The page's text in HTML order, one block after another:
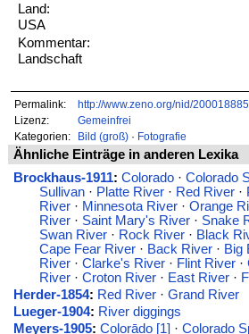
Land:
USA
Kommentar:
Landschaft
Permalink:
http://www.zeno.org/nid/
Lizenz:
Gemeinfrei
Kategorien:
Bild (groß)· Fotografie
Ähnliche Einträge in anderen Lexika
Brockhaus-1911: Colorado· Colorado
Sullivan· Platte River· Red River·
River· Minnesota River· Orange
River· Saint Mary's River· Snake
Swan River· Rock River· Black
Cape Fear River· Back River· Big
River· Clarke's River· Flint River·
River· Croton River· East River·
Herder-1854: Red River· Grand River
Lueger-1904: River diggings
Meyers-1905: Colorādo [1] · Colorado